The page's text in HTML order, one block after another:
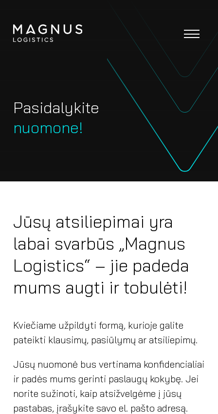
Pasidalykite
nuomone!
Jūsų atsiliepimai yra
labai svarbūs „Magnus
Logistics“ – jie padeda
mums augti ir tobulėti!
Kviečiame užpildyti formą, kurioje galite
pateikti klausimų, pasiūlymų ar atsiliepimų.
Jūsų nuomonė bus vertinama konfidencialiai
ir padės mums gerinti paslaugų kokybę. Jei
norite sužinoti, kaip atsižvelgėme į jūsų
pastabas, įrašykite savo el. pašto adresą.